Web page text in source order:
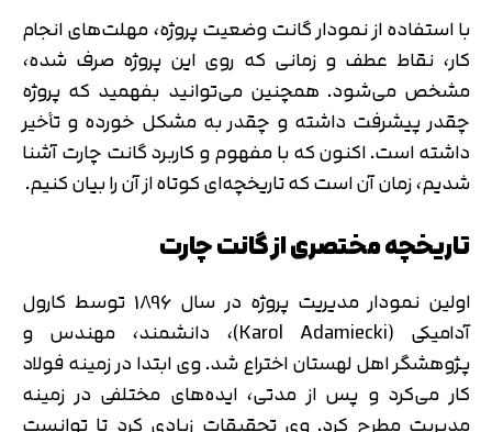
با استفاده از نمودار گانت وضعیت پروژه، مهلت‌های انجام
کار، نقاط عطف و زمانی که روی این پروژه صرف شده،
مشخص می‌شود. همچنین می‌توانید بفهمید که پروژه
چقدر پیشرفت داشته و چقدر به مشکل خورده و تأخیر
داشته است. اکنون که با مفهوم و کاربرد گانت چارت آشنا
شدیم، زمان آن است که تاریخچه‌ای کوتاه از آن را بیان کنیم.
تاریخچه مختصری از گانت چارت
اولین نمودار مدیریت پروژه در سال 1896 توسط کارول
آدامیکی (Karol Adamiecki)، دانشمند، مهندس و
پژوهشگر اهل لهستان اختراع شد. وی ابتدا در زمینه فولاد
کار می‌کرد و پس از مدتی، ایده‌های مختلفی در زمینه